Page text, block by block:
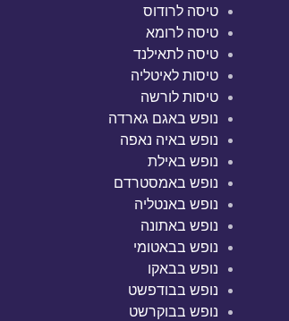
טיסה לרודוס
טיסה לרומא
טיסה לתאילנד
טיסות לאיטליה
טיסות לורשה
נופש באגם גארדה
נופש באיה נאפה
נופש באילת
נופש באמסטרדם
נופש באנטליה
נופש באתונה
נופש בבאטומי
נופש בבאקו
נופש בבודפשט
נופש בבוקרשט